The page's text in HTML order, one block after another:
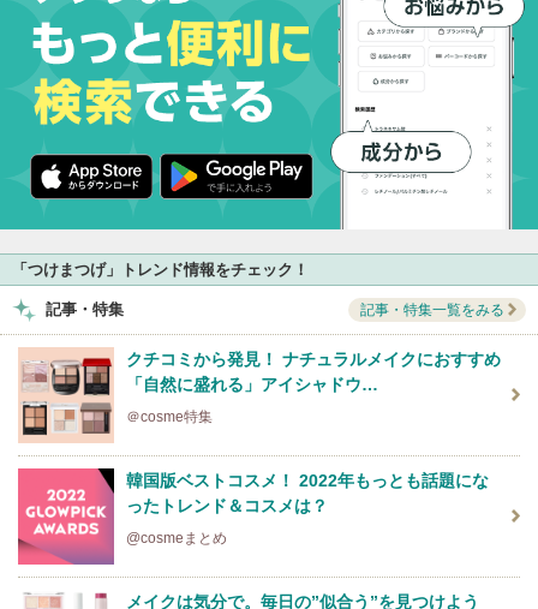
「つけまつげ」トレンド情報をチェック！
記事・特集 記事・特集一覧をみる
クチコミから発見！ ナチュラルメイクにおすすめ
「自然に盛れる」アイシャドウ…
＠cosme特集
韓国版ベストコスメ！ 2022年もっとも話題にな
ったトレンド＆コスメは？
@cosmeまとめ
メイクは気分で。毎日の”似合う”を見つけよう